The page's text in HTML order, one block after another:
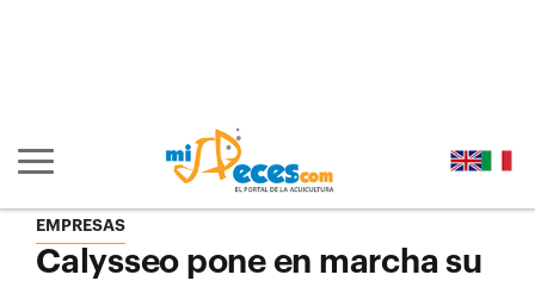
Mostrar/ocultar navegación principal
EMPRESAS
Calysseo pone en marcha su